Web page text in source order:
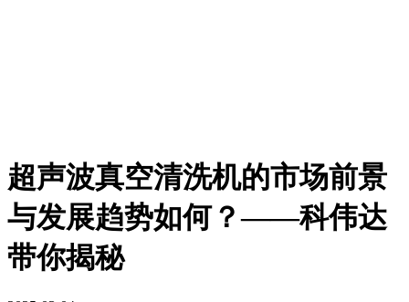
超声波真空清洗机的市场前景
与发展趋势如何？——科伟达
带你揭秘